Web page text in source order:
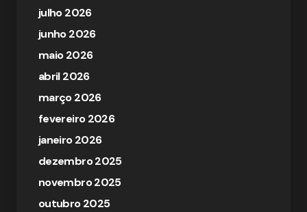
julho 2026
junho 2026
maio 2026
abril 2026
março 2026
fevereiro 2026
janeiro 2026
dezembro 2025
novembro 2025
outubro 2025